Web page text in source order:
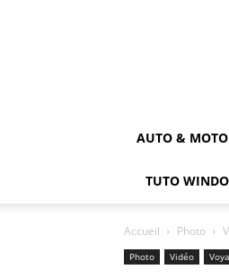
AUTO & MOTO
TUTO
Accueil Photo
Photo Vidéo